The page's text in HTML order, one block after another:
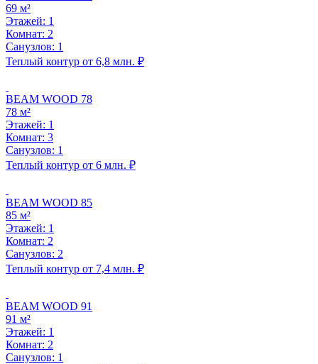
69 м²
Этажей: 1
Комнат: 2
Санузлов: 1
Теплый контур от 6,8 млн. ₽
BEAM WOOD 78
78 м²
Этажей: 1
Комнат: 3
Санузлов: 1
Теплый контур от 6 млн. ₽
BEAM WOOD 85
85 м²
Этажей: 1
Комнат: 2
Санузлов: 2
Теплый контур от 7,4 млн. ₽
BEAM WOOD 91
91 м²
Этажей: 1
Комнат: 2
Санузлов: 1